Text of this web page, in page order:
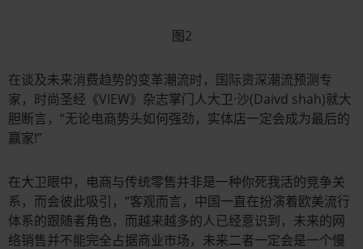
图2
在谈及未来消费趋势的变革潮流时，国际资深潮流预测专
家，时尚圣经《VIEW》杂志掌门人大卫·沙(Daivd shah)就大
胆断言，“无论电商势头如何强劲，实体店一定会成为最后的
赢家!”
在大卫眼中，电商与传统零售并非是一种你死我活的竞争关
系，而会彼此吸引，“客观而言，中国一直在扮演着欧美流行
体系的跟随者角色，而越来越多的人已经意识到，未来的网
络销售并不能完全占据商业市场，未来二者一定会是一个慢